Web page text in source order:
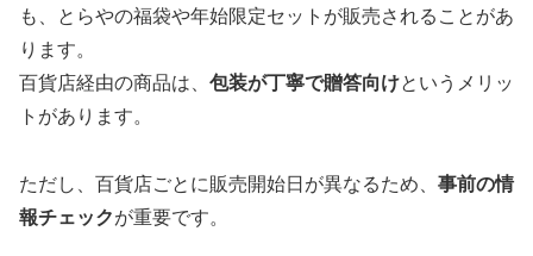
も、とらやの福袋や年始限定セットが販売されることがあ
ります。
百貨店経由の商品は、 包装が丁寧で贈答向けというメリッ
トがあります。
ただし、百貨店ごとに販売開始日が異なるため、 事前の情
報チェックが重要です。